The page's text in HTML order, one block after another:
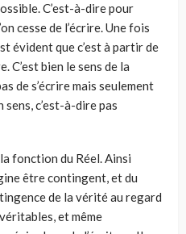
C’est-à-dire pour
cesse de l’écrire. Une fois
évident que c’est à partir de
C’est bien le sens de la
de s’écrire mais seulement
c’est-à-dire pas
fonction du Réel. Ainsi
être contingent, et du
de la vérité au regard
et même